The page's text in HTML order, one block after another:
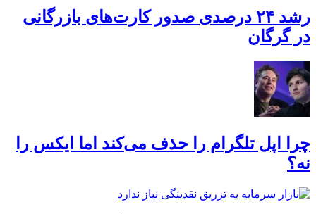
رشد ۲۴ درصدی صدور کارت‌های بازرگانی
در گرگان
چرا اپل تلگرام را حذف می‌کند اما ایکس را
نه؟